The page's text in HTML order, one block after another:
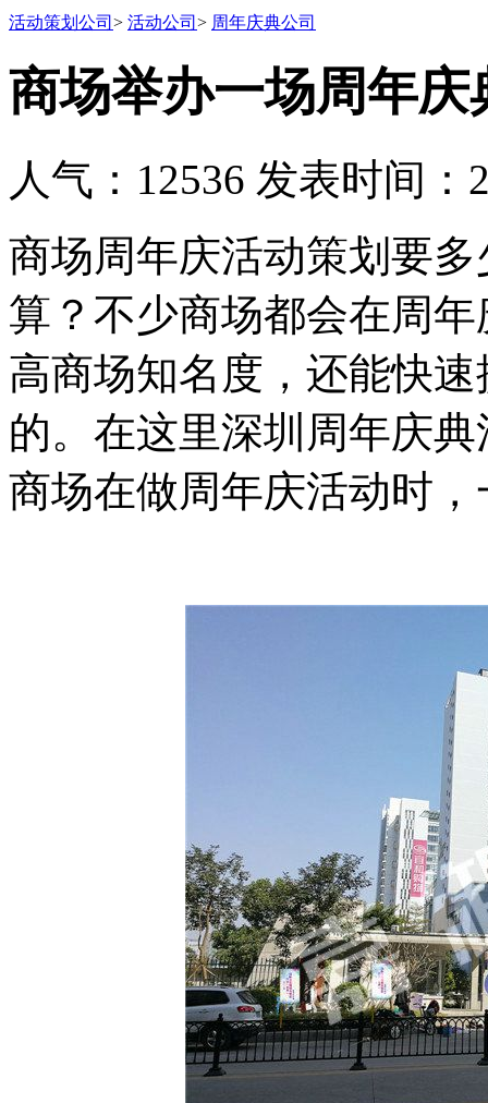
活动策划公司 > 活动公司 > 周年庆典公司
商场举办一场周年
人气：12536 发表时间：
商场周年庆活动策划要
算？不少商场都会在周
高商场知名度，还能快
的。在这里深圳周年庆
商场在做周年庆活动时